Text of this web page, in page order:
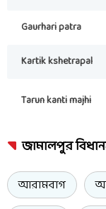
Gaurhari patra
Kartik kshetrapal
Tarun kanti majhi
জামালপুর
আরামবাগ